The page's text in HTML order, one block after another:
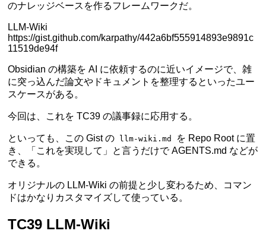
のナレッジベースを作るフレームワークだ。
LLM-Wiki
https://gist.github.com/karpathy/442a6bf555914893e9891c
11519de94f
Obsidian の構築を AI に依頼するのに近いイメージで、雑
に突っ込んだ論文やドキュメントを整理するといったユー
スケースがある。
今回は、これを TC39 の議事録に応用する。
といっても、この Gist の llm-wiki.md
を Repo Root に置
き、「これを実現して」と言うだけで AGENTS.md などが
できる。
オリジナルの LLM-Wiki の前提と少し変わるため、コマン
ドはかなりカスタマイズして使っている。
TC39 LLM-Wiki